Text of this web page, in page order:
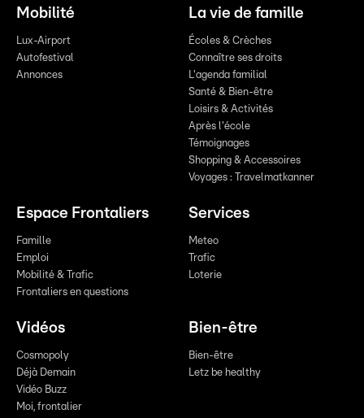
Mobilité
Lux-Airport
Autofestival
Annonces
La vie de famille
Écoles & Crèches
Connaître ses droits
L'agenda familial
Santé & Bien-être
Loisirs & Activités
Après l'école
Témoignages
Shopping & Accessoires
Voyages : Travelmatkanner
Espace Frontaliers
Famille
Emploi
Mobilité & Trafic
Frontaliers en questions
Services
Meteo
Trafic
Loterie
Vidéos
Cosmopoly
Déjà Demain
Vidéo Buzz
Moi, frontalier
Bien-être
Bien-être
Letz be healthy